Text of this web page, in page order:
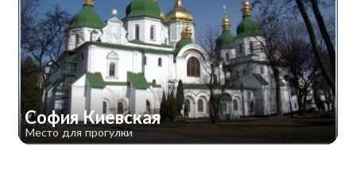
София Киевская
Место для прогулки